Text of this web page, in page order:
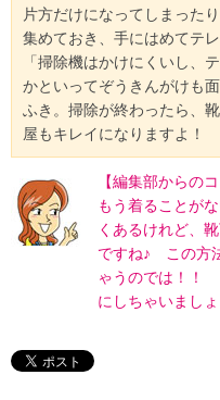
片方だけになってしまった
集めておき、手にはめてテ
「掃除機はかけにくいし、
かといってぞうきんがけも
ふき。掃除が終わったら、
屋もキレイになりますよ！
【編集部からのコ
もう着ることが
くあるけれど、
ですね♪ この方
ゃうのでは！！
にしちゃいまし